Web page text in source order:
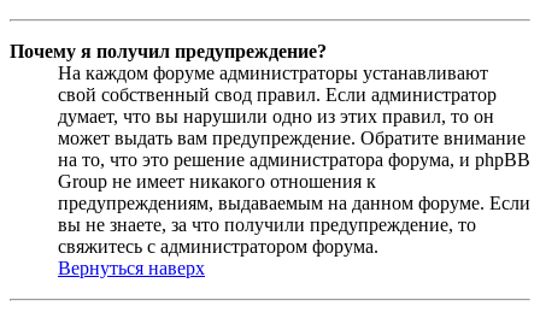
Почему я получил предупреждение?
На каждом форуме администраторы устанавливают
свой собственный свод правил. Если администратор
думает, что вы нарушили одно из этих правил, то он
может выдать вам предупреждение. Обратите внимание
на то, что это решение администратора форума, и phpBB
Group не имеет никакого отношения к
предупреждениям, выдаваемым на данном форуме. Если
вы не знаете, за что получили предупреждение, то
свяжитесь с администратором форума.
Вернуться наверх